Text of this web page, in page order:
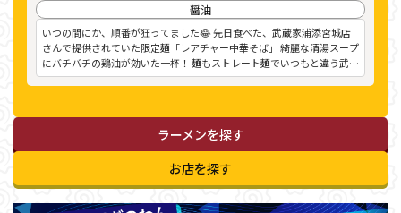
醤油
いつの間にか、順番が狂ってました😂 先日食べた、武蔵家浦添宮城店
さんで提供されていた限定麺「レアチャー中華そば」 綺麗な清湯スープ
にバチバチの鶏油が効いた一杯！ 麺もストレート麺でいつもと違う武蔵
家さんが
ラーメンを探す
お店を探す